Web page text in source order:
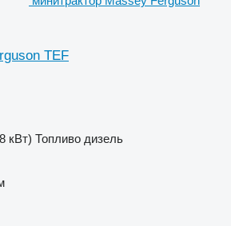
TEF
кВт) Топливо дизель